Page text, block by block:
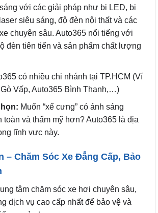
với các giải pháp như bi LED, bi
siêu sáng, độ đèn nội thất và các
chuyên sâu. Auto365 nổi tiếng với
đèn tiên tiến và sản phẩm chất lượng
có nhiều chi nhánh tại TP.HCM (Ví
Vấp, Auto365 Bình Thạnh,…)
Muốn “xế cưng” có ánh sáng
toàn và thẩm mỹ hơn? Auto365 là địa
lĩnh vực này.
– Chăm Sóc Xe Đẳng Cấp, Bảo
tâm chăm sóc xe hơi chuyên sâu,
dịch vụ cao cấp nhất để bảo vệ và